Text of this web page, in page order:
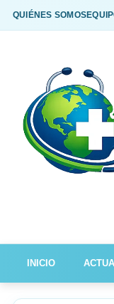
QUIÉNES SOMOS
INICIO